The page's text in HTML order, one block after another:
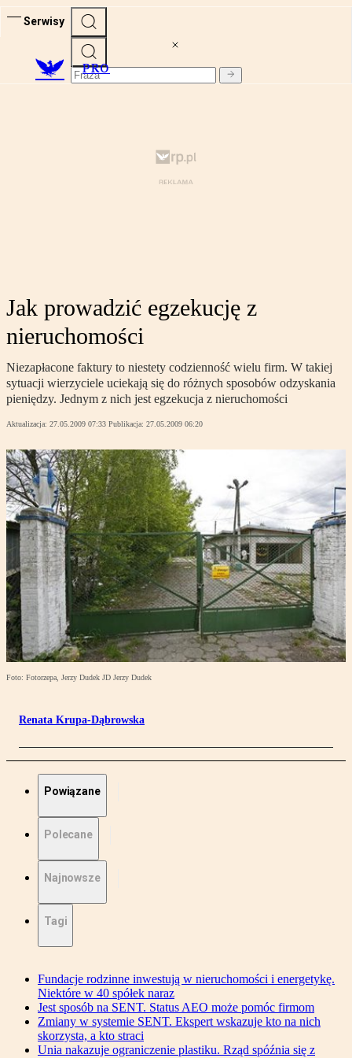
Serwisy
PRO
Jak prowadzić egzekucję z
nieruchomości
Niezapłacone faktury to niestety codzienność wielu firm. W takiej
sytuacji wierzyciele uciekają się do różnych sposobów odzyskania
pieniędzy. Jednym z nich jest egzekucja z nieruchomości
Aktualizacja: 27.05.2009 07:33 Publikacja: 27.05.2009 06:20
Foto: Fotorzepa, Jerzy Dudek JD Jerzy Dudek
Renata Krupa-Dąbrowska
Powiązane
Polecane
Najnowsze
Tagi
Fundacje rodzinne inwestują w nieruchomości i energetykę.
Niektóre w 40 spółek naraz
Jest sposób na SENT. Status AEO może pomóc firmom
Zmiany w systemie SENT. Ekspert wskazuje kto na nich
skorzysta, a kto straci
Unia nakazuje ograniczenie plastiku. Rząd spóźnia się z